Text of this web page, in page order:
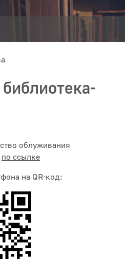
облуживания
по ссылке
на QR-код: